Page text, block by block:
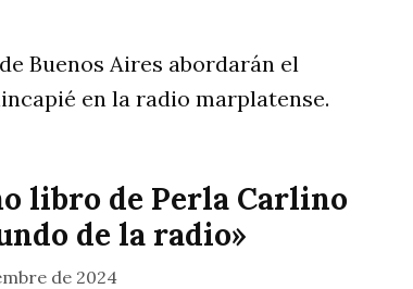
Buenos Aires abordarán el
en la radio marplatense.
libro de Perla Carlino
de la radio»
de 2024